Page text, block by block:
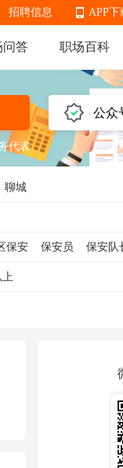
APP下
APP下
招聘信息
问答 职场百科
公众
代表
聊城
保安 保安员
保安队
园保安
上